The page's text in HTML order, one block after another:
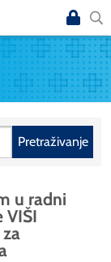
Pretraživanje
u radni
VIŠI